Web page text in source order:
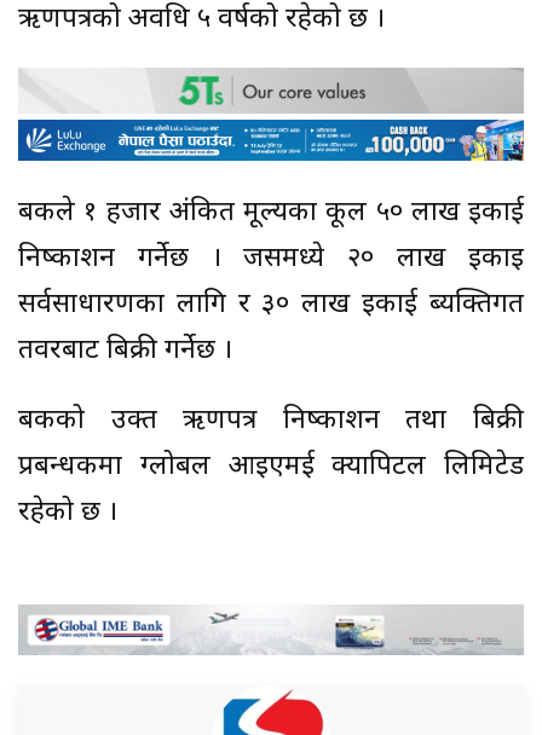
ऋणपत्रको अवधि ५ वर्षको रहेको छ ।
बैंकले १ हजार अंकित मूल्यका कूल ५० लाख इकाई
निष्काशन गर्नेछ । जसमध्ये २० लाख इकाइ
सर्वसाधारणका लागि र ३० लाख इकाई ब्यक्तिगत
तवरबाट बिक्री गर्नेछ ।
बैंकको उक्त ऋणपत्र निष्काशन तथा बिक्री
प्रबन्धकमा ग्लोबल आइएमई क्यापिटल लिमिटेड
रहेको छ ।